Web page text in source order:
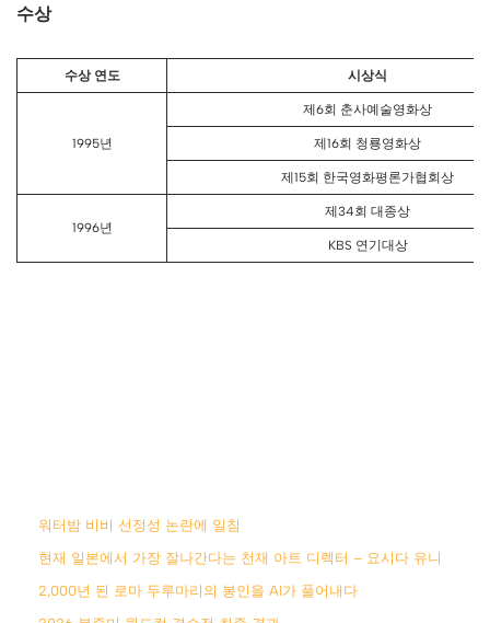
수상
수상 연도 시상식
1995년
제6회 춘사예술영화상
제16회 청룡영화상
제15회 한국영화평론가협회상
1996년
제34회 대종상
KBS 연기대상
워터밤 비비 선정성 논란에 일침
현재 일본에서 가장 잘나간다는 천재 아트 디렉터 – 요시다 유니
2,000년 된 로마 두루마리의 봉인을 AI가 풀어내다